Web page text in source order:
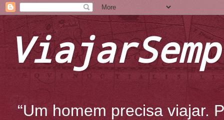
“Um homem precisa viajar.